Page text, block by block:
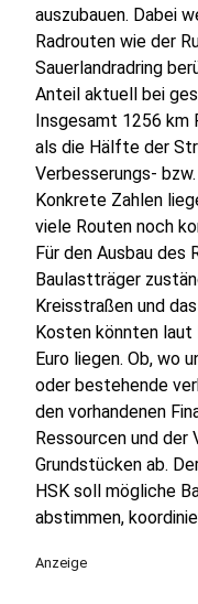
auszubauen. Dabei
Radrouten wie der
Sauerlandradring
Anteil aktuell bei
Insgesamt 1256 km
als die Hälfte der
Verbesserungs-
Konkrete Zahlen
viele Routen noch
Für den Ausbau des
Baulastträger
Kreisstraßen und
Kosten könnten laut
Euro liegen. Ob, wo
oder bestehende
den vorhandenen
Ressourcen und
Grundstücken ab.
HSK soll mögliche
abstimmen,
Anzeige